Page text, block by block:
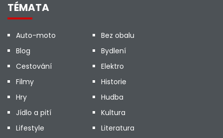
TÉMATA
Auto-moto
Bez obalu
Blog
Bydlení
Cestování
Elektro
Filmy
Historie
Hry
Hudba
Jídlo a pití
Kultura
Lifestyle
Literatura